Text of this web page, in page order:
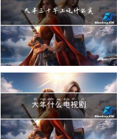
大年三十早上吃什么美白